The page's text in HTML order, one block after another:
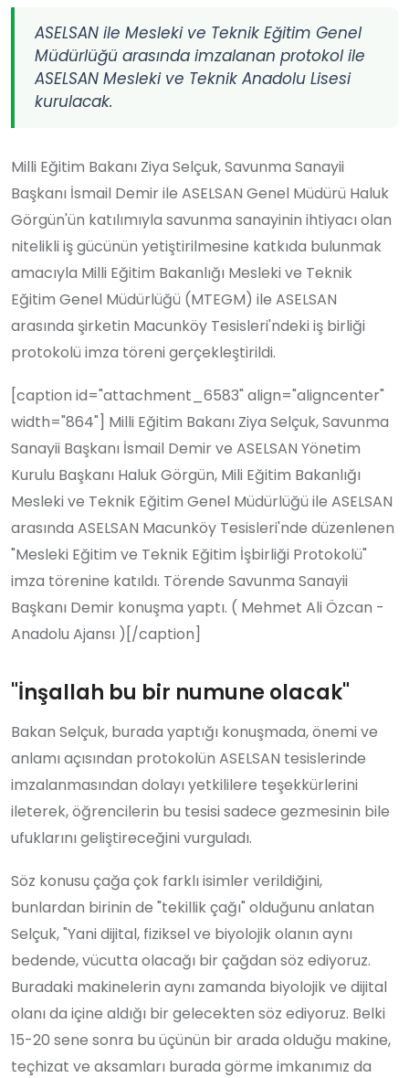
ASELSAN ile Mesleki ve Teknik Eğitim Genel
Müdürlüğü arasında imzalanan protokol ile
ASELSAN Mesleki ve Teknik Anadolu Lisesi
kurulacak.
Milli Eğitim Bakanı Ziya Selçuk, Savunma Sanayii
Başkanı İsmail Demir ile ASELSAN Genel Müdürü Haluk
Görgün'ün katılımıyla savunma sanayinin ihtiyacı olan
nitelikli iş gücünün yetiştirilmesine katkıda bulunmak
amacıyla Milli Eğitim Bakanlığı Mesleki ve Teknik
Eğitim Genel Müdürlüğü (MTEGM) ile ASELSAN
arasında şirketin Macunköy Tesisleri'ndeki iş birliği
protokolü imza töreni gerçekleştirildi.
[caption id="attachment_6583" align="aligncenter"
width="864"] Milli Eğitim Bakanı Ziya Selçuk, Savunma
Sanayii Başkanı İsmail Demir ve ASELSAN Yönetim
Kurulu Başkanı Haluk Görgün, Mili Eğitim Bakanlığı
Mesleki ve Teknik Eğitim Genel Müdürlüğü ile ASELSAN
arasında ASELSAN Macunköy Tesisleri'nde düzenlenen
"Mesleki Eğitim ve Teknik Eğitim İşbirliği Protokolü"
imza törenine katıldı. Törende Savunma Sanayii
Başkanı Demir konuşma yaptı. ( Mehmet Ali Özcan -
Anadolu Ajansı )[/caption]
"İnşallah bu bir numune olacak"
Bakan Selçuk, burada yaptığı konuşmada, önemi ve
anlamı açısından protokolün ASELSAN tesislerinde
imzalanmasından dolayı yetkililere teşekkürlerini
ileterek, öğrencilerin bu tesisi sadece gezmesinin bile
ufuklarını geliştireceğini vurguladı.
Söz konusu çağa çok farklı isimler verildiğini,
bunlardan birinin de "tekillik çağı" olduğunu anlatan
Selçuk, "Yani dijital, fiziksel ve biyolojik olanın aynı
bedende, vücutta olacağı bir çağdan söz ediyoruz.
Buradaki makinelerin aynı zamanda biyolojik ve dijital
olanı da içine aldığı bir gelecekten söz ediyoruz. Belki
15-20 sene sonra bu üçünün bir arada olduğu makine,
teçhizat ve aksamları burada görme imkanımız da